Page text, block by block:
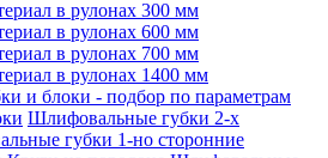
в рулонах 300 мм
в рулонах 600 мм
в рулонах 700 мм
в рулонах 1400 мм
и блоки - подбор по параметрам
Шлифовальные губки 2-х
губки 1-но сторонние